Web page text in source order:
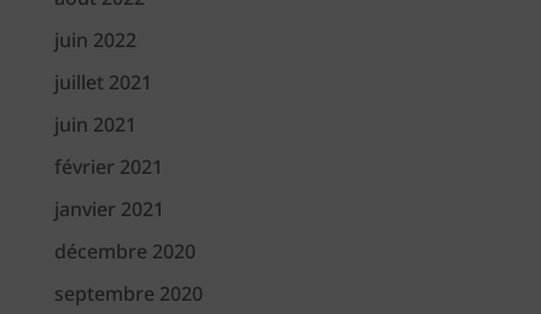
juin 2022
juillet 2021
juin 2021
février 2021
janvier 2021
décembre 2020
septembre 2020